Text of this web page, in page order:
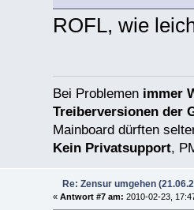
ROFL, wie
Bei Problemen immer
Treiberversionen der
Mainboard dürften
Kein Privatsupport,
Re: Zensur umgehen
« Antwort #7 am: 2010-02-23,